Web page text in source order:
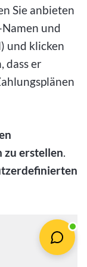
Sie anbieten
und
und klicken
dass er
zu erstellen.